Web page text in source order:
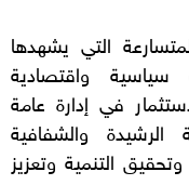
التي يشهدها
واقتصادية
في إدارة عامة
والشفافية
التنمية وتعزيز